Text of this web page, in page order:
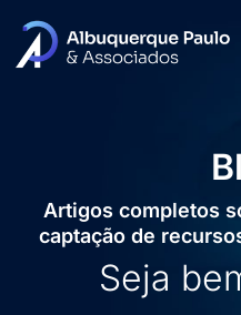
Artigos completos
captação de
Seja